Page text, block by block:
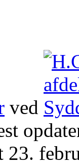
ved
23.